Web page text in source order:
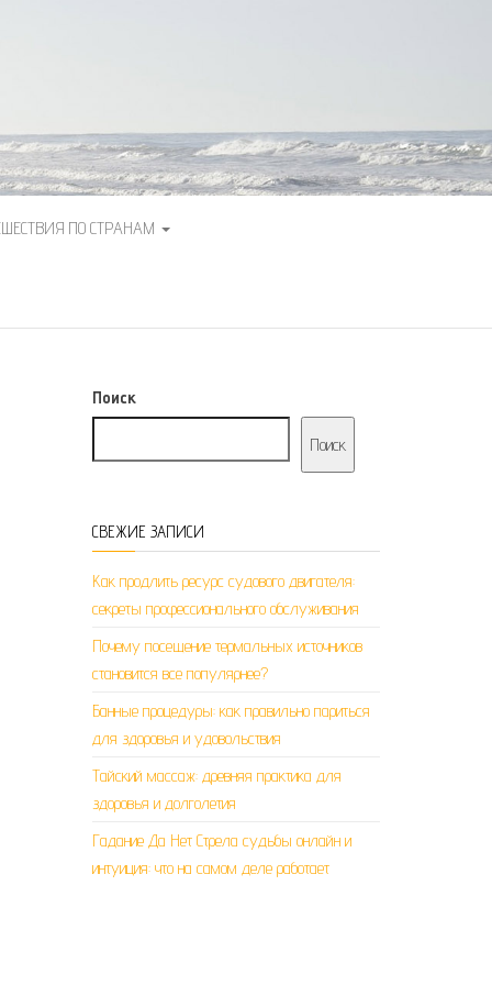
ПО СТРАНАМ
Поиск
Поиск
СВЕЖИЕ ЗАПИСИ
Как продлить ресурс судового двигателя:
секреты профессионального обслуживания
Почему посещение термальных источников
становится все популярнее?
Банные процедуры: как правильно париться
для здоровья и удовольствия
Тайский массаж: древняя практика для
здоровья и долголетия
Гадание Да Нет Стрела судьбы онлайн и
интуиция: что на самом деле работает